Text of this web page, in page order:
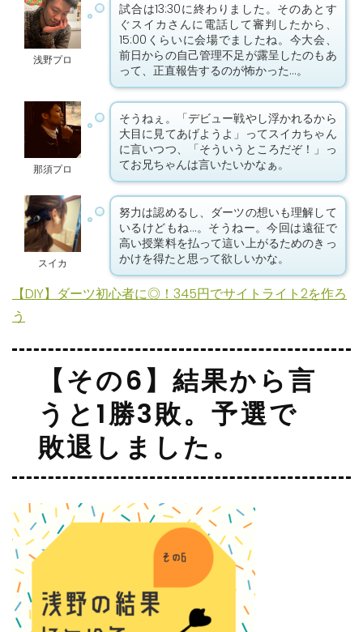
浅野プロ
試合は13:30に終わりました。そのあとす
ぐスイカさんに電話して審判したから、
15:00くらいに会場でましたね。今大会、
前日からの自己管理不足が露呈したのもあ
って、正直報告するのが怖かった…。
那須プロ
そうねぇ。「デビュー戦やし浮かれるから
大目に見てあげようよ」ってスイカちゃん
に言いつつ、「そういうところだぞ！」っ
てお兄ちゃんは言いたいかなぁ。
スイカ
努力は認めるし、ダーツの想いも理解して
いるけどもね…。そうねー。今回は遠征で
高い授業料を払って這い上がるためのきっ
かけを得たと思って欲しいかな。
【DIY】ダーツ初心者に◎！345円でサイトライト2を作ろ
う
【その6】結果から言
うと1勝3敗。予選で
敗退しました。